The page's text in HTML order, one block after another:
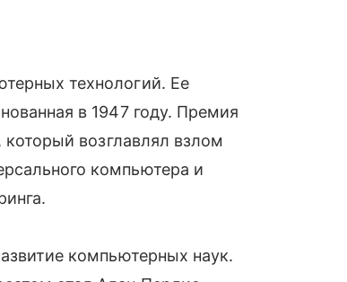
технологий. Ее
в 1947 году. Премия
который возглавлял взлом
компьютера и
компьютерных наук.